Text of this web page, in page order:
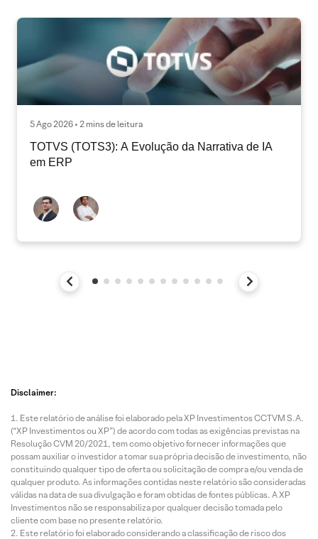
5 Ago 2026 • 2 mins de leitura
TOTVS (TOTS3): A Evolução da Narrativa de IA
em ERP
Disclaimer:
Este relatório de análise foi elaborado pela XP Investimentos CCTVM S.A.
(“XP Investimentos ou XP”) de acordo com todas as exigências previstas na
Resolução CVM 20/2021, tem como objetivo fornecer informações que
possam auxiliar o investidor a tomar sua própria decisão de investimento, não
constituindo qualquer tipo de oferta ou solicitação de compra e/ou venda de
qualquer produto. As informações contidas neste relatório são consideradas
válidas na data de sua divulgação e foram obtidas de fontes públicas. A XP
Investimentos não se responsabiliza por qualquer decisão tomada pelo
cliente com base no presente relatório.
Este relatório foi elaborado considerando a classificação de risco dos